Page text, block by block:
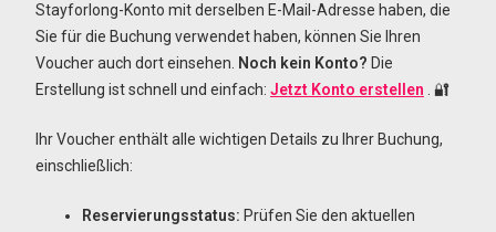
Stayforlong-Konto mit derselben E-Mail-Adresse haben, die
Sie für die Buchung verwendet haben, können Sie Ihren
Voucher auch dort einsehen. Noch kein Konto? Die
Erstellung ist schnell und einfach: Jetzt Konto erstellen . 🔐
Ihr Voucher enthält alle wichtigen Details zu Ihrer Buchung,
einschließlich:
Reservierungsstatus: Prüfen Sie den aktuellen